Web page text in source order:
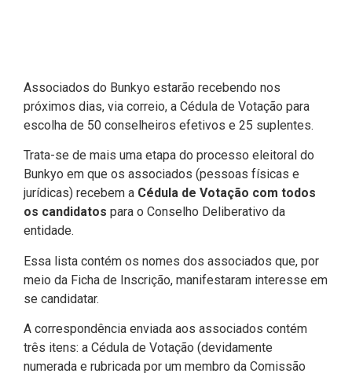
Associados do Bunkyo estarão recebendo nos
próximos dias, via correio, a Cédula de Votação para
escolha de 50 conselheiros efetivos e 25 suplentes.
Trata-se de mais uma etapa do processo eleitoral do
Bunkyo em que os associados (pessoas físicas e
jurídicas) recebem a Cédula de Votação com todos
os candidatos para o Conselho Deliberativo da
entidade.
Essa lista contém os nomes dos associados que, por
meio da Ficha de Inscrição, manifestaram interesse em
se candidatar.
A correspondência enviada aos associados contém
três itens: a Cédula de Votação (devidamente
numerada e rubricada por um membro da Comissão